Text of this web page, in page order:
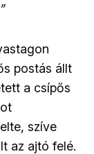
postás állt
a csípős
szíve
az ajtó felé.